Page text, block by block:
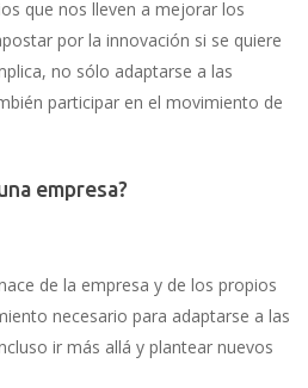
que nos lleven a mejorar los
por la innovación si se quiere
no sólo adaptarse a las
participar en el movimiento de
empresa?
de la empresa y de los propios
necesario para adaptarse a las
ir más allá y plantear nuevos